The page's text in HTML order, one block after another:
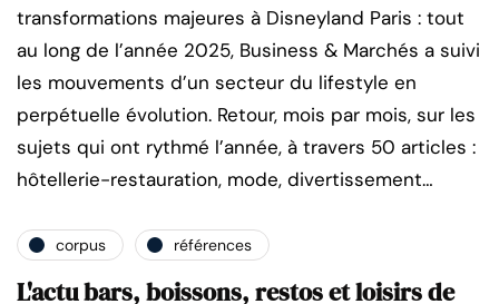
transformations majeures à Disneyland Paris : tout
au long de l’année 2025, Business & Marchés a suivi
les mouvements d’un secteur du lifestyle en
perpétuelle évolution. Retour, mois par mois, sur les
sujets qui ont rythmé l’année, à travers 50 articles :
hôtellerie-restauration, mode, divertissement…
corpus références
L'actu bars, boissons, restos et loisirs de